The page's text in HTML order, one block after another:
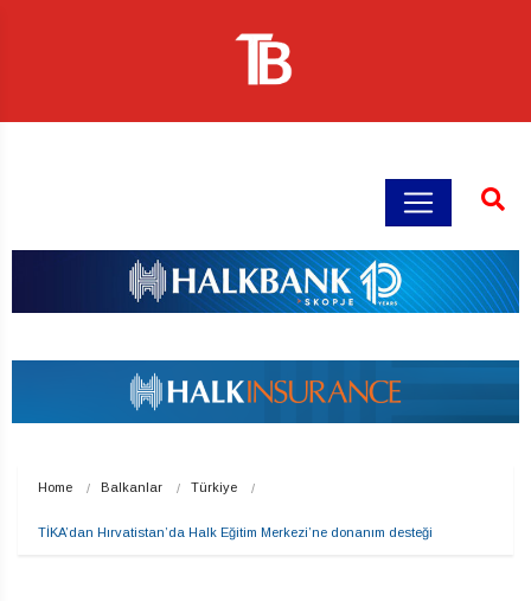
Home Balkanlar Türkiye
TİKA’dan Hırvatistan’da Halk Eğitim Merkezi’ne donanım desteği